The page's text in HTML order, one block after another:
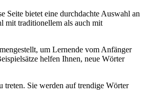
Seite bietet eine durchdachte Auswahl an
mit traditionellem als auch mit
um Lernende vom Anfänger
helfen Ihnen, neue Wörter
treten. Sie werden auf trendige Wörter